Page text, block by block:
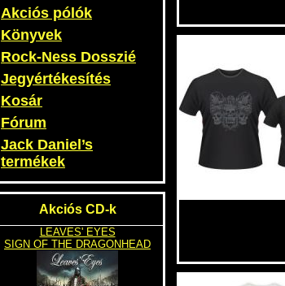
Akciós pólók
Könyvek
Rock-Ness Dosszié
Jegyértékesítés
Kosár
Fórum
Jack Daniel’s
termékek
Akciós CD-k
LEAVES' EYES
SIGN OF THE DRAGONHEAD